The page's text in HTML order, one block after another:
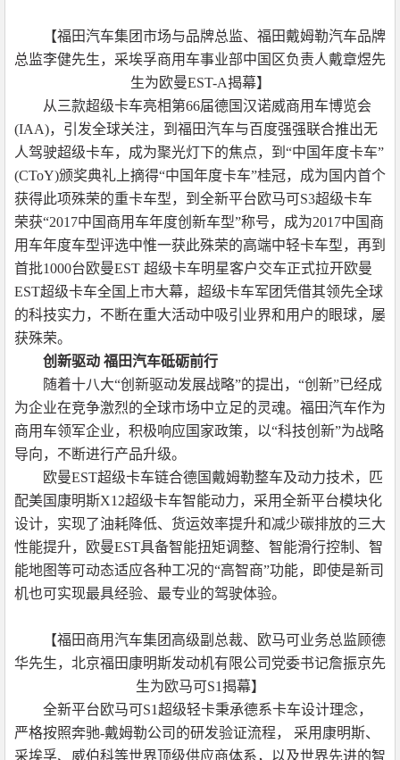
【福田汽车集团市场与品牌总监、福田戴姆勒汽车品牌
总监李健先生，采埃孚商用车事业部中国区负责人戴章煜先
生为欧曼EST-A揭幕】
从三款超级卡车亮相第66届德国汉诺威商用车博览会
(IAA)，引发全球关注，到福田汽车与百度强强联合推出无
人驾驶超级卡车，成为聚光灯下的焦点，到“中国年度卡车”
(CToY)颁奖典礼上摘得“中国年度卡车”桂冠，成为国内首个
获得此项殊荣的重卡车型，到全新平台欧马可S3超级卡车
荣获“2017中国商用车年度创新车型”称号，成为2017中国商
用车年度车型评选中惟一获此殊荣的高端中轻卡车型，再到
首批1000台欧曼EST 超级卡车明星客户交车正式拉开欧曼
EST超级卡车全国上市大幕，超级卡车军团凭借其领先全球
的科技实力，不断在重大活动中吸引业界和用户的眼球，屡
获殊荣。
创新驱动 福田汽车砥砺前行
随着十八大“创新驱动发展战略”的提出，“创新”已经成
为企业在竞争激烈的全球市场中立足的灵魂。福田汽车作为
商用车领军企业，积极响应国家政策，以“科技创新”为战略
导向，不断进行产品升级。
欧曼EST超级卡车链合德国戴姆勒整车及动力技术，匹
配美国康明斯X12超级卡车智能动力，采用全新平台模块化
设计，实现了油耗降低、货运效率提升和减少碳排放的三大
性能提升，欧曼EST具备智能扭矩调整、智能滑行控制、智
能地图等可动态适应各种工况的“高智商”功能，即使是新司
机也可实现最具经验、最专业的驾驶体验。
【福田商用汽车集团高级副总裁、欧马可业务总监顾德
华先生，北京福田康明斯发动机有限公司党委书记詹振京先
生为欧马可S1揭幕】
全新平台欧马可S1超级轻卡秉承德系卡车设计理念，
严格按照奔驰-戴姆勒公司的研发验证流程， 采用康明斯、
采埃孚、威伯科等世界顶级供应商体系，以及世界先进的智